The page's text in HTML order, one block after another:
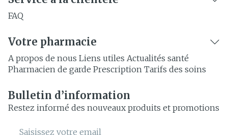
FAQ
Votre pharmacie
A propos de nous Liens utiles Actualités santé
Pharmacien de garde Prescription Tarifs des soins
Bulletin d’information
Restez informé des nouveaux produits et promotions
Adresse mail